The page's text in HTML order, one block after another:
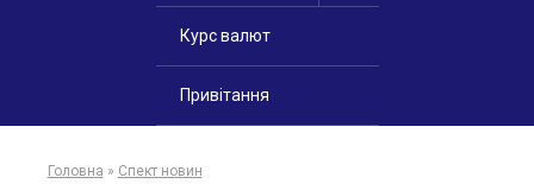
Курс валют
Привітання
Головна » Спект новин